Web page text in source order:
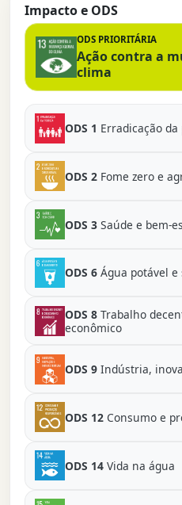
Impacto e ODS
ODS PRIORITÁRIA
Ação contra a
clima
ODS 1 Erradicação da
ODS 2Fome zero e
ODS 3Saúde e bem-
ODS 6Água potável e
ODS 8Trabalho
econômico
ODS 9Indústria,
ODS 12Consumo e
ODS 14Vida na água